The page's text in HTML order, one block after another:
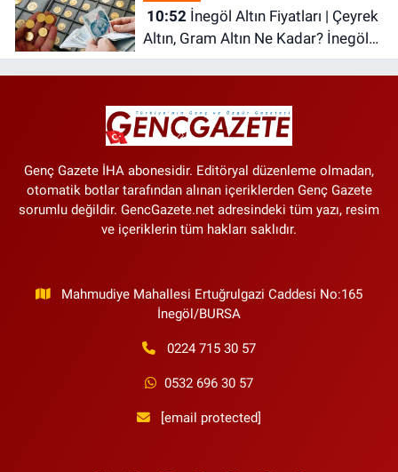
10:52İnegöl Altın Fiyatları | Çeyrek
Altın, Gram Altın Ne Kadar? İnegöl
Kapalı Çarşı'da Altın Ne Kadar?
Genç Gazete İHA abonesidir. Editöryal düzenleme olmadan,
otomatik botlar tarafından alınan içeriklerden Genç Gazete
sorumlu değildir. GencGazete.net adresindeki tüm yazı, resim
ve içeriklerin tüm hakları saklıdır.
Mahmudiye Mahallesi Ertuğrulgazi Caddesi No:165
İnegöl/BURSA
0224 715 30 57
0532 696 30 57
[email protected]